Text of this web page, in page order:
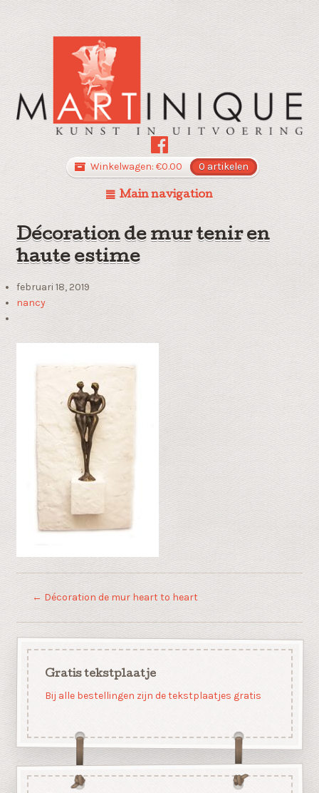
Winkelwagen: €0.00 0 artikelen
Main navigation
Décoration de mur tenir en
haute estime
februari 18, 2019
nancy
← Décoration de mur heart to heart
Gratis tekstplaatje
Bij alle bestellingen zijn de tekstplaatjes gratis